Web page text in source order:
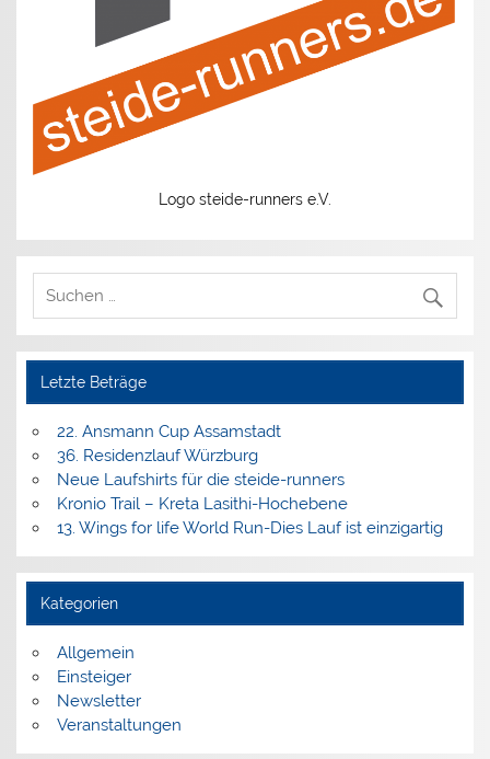
Logo steide-runners e.V.
Letzte Beträge
22. Ansmann Cup Assamstadt
36. Residenzlauf Würzburg
Neue Laufshirts für die steide-runners
Kronio Trail – Kreta Lasithi-Hochebene
13. Wings for life World Run-Dies Lauf ist einzigartig
Kategorien
Allgemein
Einsteiger
Newsletter
Veranstaltungen